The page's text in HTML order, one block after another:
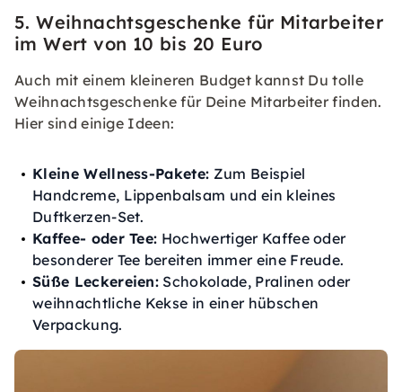
5. Weihnachtsgeschenke für Mitarbeiter
im Wert von 10 bis 20 Euro
Auch mit einem kleineren Budget kannst Du tolle
Weihnachtsgeschenke für Deine Mitarbeiter finden.
Hier sind einige Ideen:
Kleine Wellness-Pakete: Zum Beispiel
Handcreme, Lippenbalsam und ein kleines
Duftkerzen-Set.
Kaffee- oder Tee: Hochwertiger Kaffee oder
besonderer Tee bereiten immer eine Freude.
Süße Leckereien: Schokolade, Pralinen oder
weihnachtliche Kekse in einer hübschen
Verpackung.